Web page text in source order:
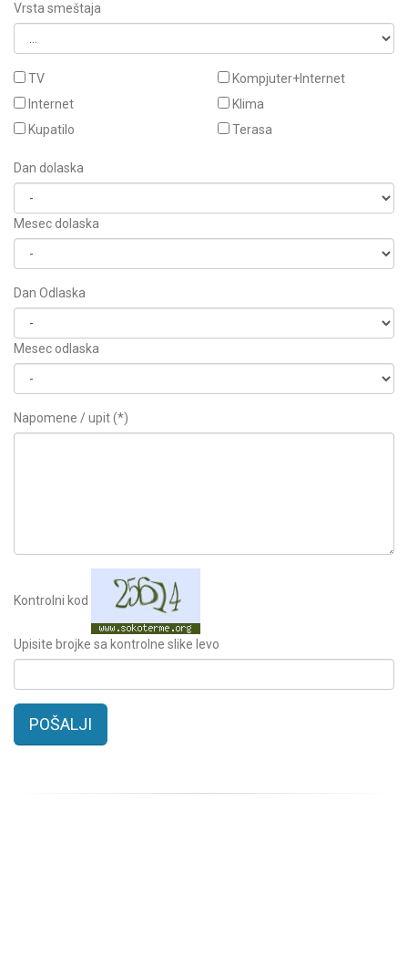
Vrsta smeštaja
TV
Kompjuter+Internet
Internet
Klima
Kupatilo
Terasa
Dan dolaska
Mesec dolaska
Dan Odlaska
Mesec odlaska
Napomene / upit (*)
Kontrolni kod
Upisite brojke sa kontrolne slike levo
POŠALJI